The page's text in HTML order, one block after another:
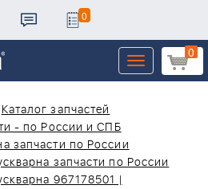
0
0
Toggle
navigation
Каталог запчастей
- по России и СПБ
запчасти по России
запчасти по России
967178501 |